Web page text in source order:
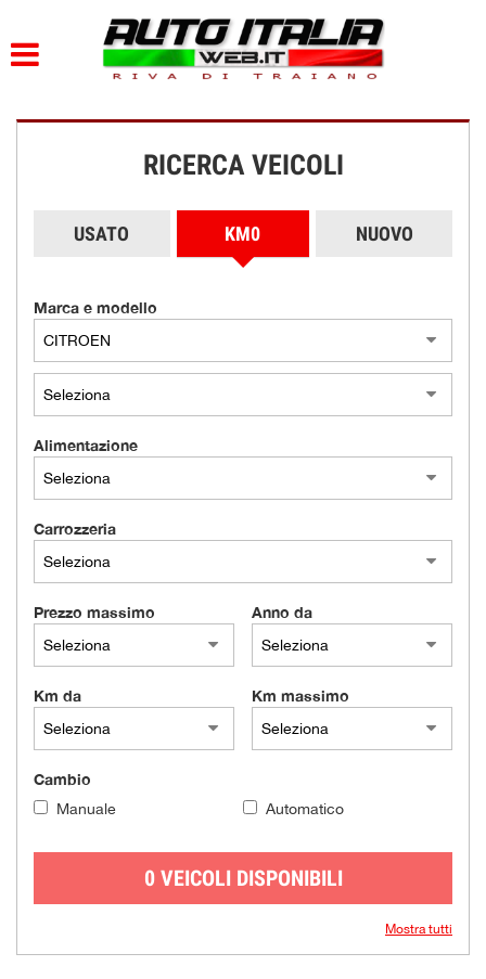
CONTATTI
ORARI
RICERCA VEICOLI
USATO KM0 NUOVO
Marca e modello
Alimentazione
Carrozzeria
Prezzo massimo Anno da
Km da Km massimo
Cambio
Manuale Automatico
0 VEICOLI DISPONIBILI
Mostra tutti